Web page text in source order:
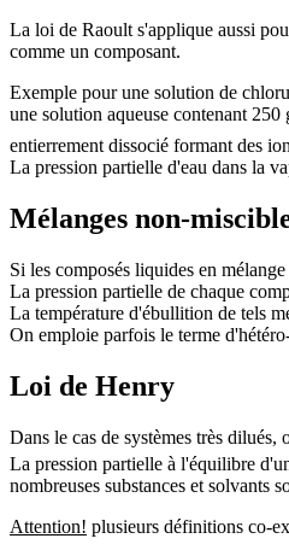
La loi de Raoult s'applique aussi
comme un composant.
Exemple pour une solution de
une solution aqueuse contenant
entierrement dissocié formant des
La pression partielle d'eau dans la
Mélanges non-
Si les composés liquides en
La pression partielle de chaque
La température d'ébullition de tels
On emploie parfois le terme
Loi de Henry
Dans le cas de systèmes très
La pression partielle à l'équilibre
nombreuses substances et solvants
Attention! plusieurs définitions co-